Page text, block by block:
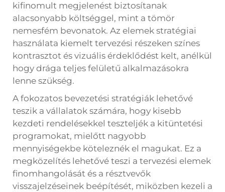
kifinomult megjelenést biztosítanak
alacsonyabb költséggel, mint a tömör
nemesfém bevonatok. Az elemek stratégiai
használata kiemelt tervezési részeken színes
kontrasztot és vizuális érdeklődést kelt, anélkül
hogy drága teljes felületű alkalmazásokra
lenne szükség.
A fokozatos bevezetési stratégiák lehetővé
teszik a vállalatok számára, hogy kisebb
kezdeti rendelésekkel teszteljék a kitüntetési
programokat, mielőtt nagyobb
mennyiségekbe köteleznék el magukat. Ez a
megközelítés lehetővé teszi a tervezési elemek
finomhangolását és a résztvevők
visszajelzéseinek beépítését, miközben kezeli a